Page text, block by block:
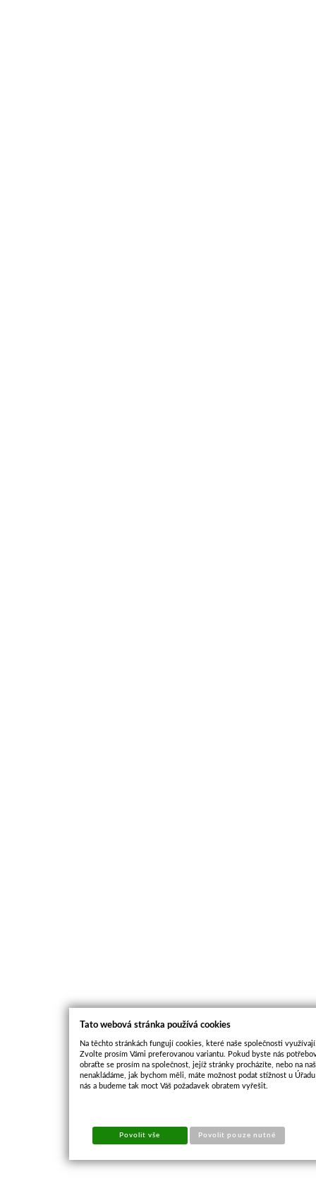
Tato webová stránka používá cookies
Na těchto stránkách fungují cookies, které naše společnosti
Zvolte prosím Vámi preferovanou variantu. Pokud byste nás
obraťte se prosím na společnost, jejíž stránky procházíte, nebo na
nenakládáme, jak bychom měli, máte možnost podat stížnost u
nás a budeme tak moct Váš požadavek obratem vyřešit.
Povolit vše Povolit pouze nutné